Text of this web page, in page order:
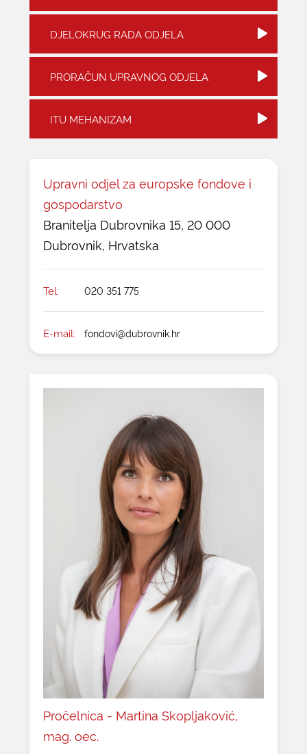
KONTAKTI
DJELOKRUG RADA ODJELA
PRORAČUN UPRAVNOG ODJELA
ITU MEHANIZAM
Upravni odjel za europske fondove i
gospodarstvo
Branitelja Dubrovnika 15, 20 000
Dubrovnik, Hrvatska
Tel: 020 351 775
E-mail: fondovi@dubrovnik.hr
Pročelnica - Martina Skopljaković,
mag. oec.